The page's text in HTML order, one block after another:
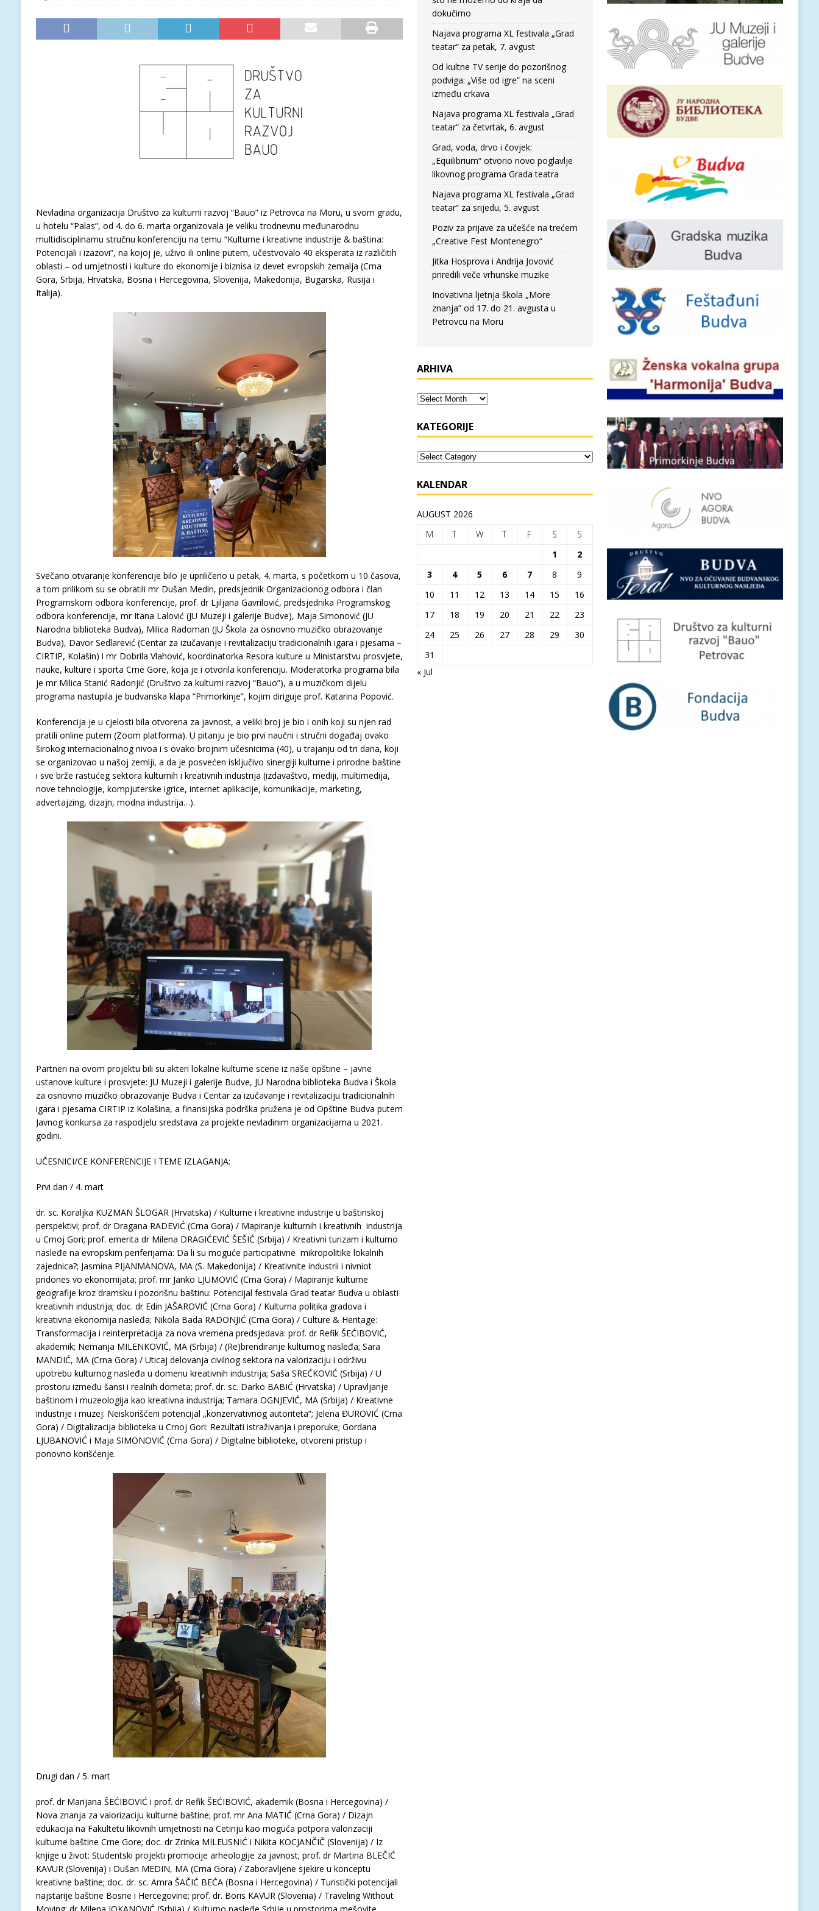
Nevladina organizacija Društvo za kulturni razvoj “Bauo” iz Petrovca na Moru, u svom gradu,
u hotelu “Palas”, od 4. do 6. marta organizovala je veliku trodnevnu međunarodnu
multidisciplinarnu stručnu konferenciju na temu “Kulturne i kreativne industrije & baština:
Potencijali i izazovi”, na kojoj je, uživo ili online putem, učestvovalo 40 eksperata iz različitih
oblasti – od umjetnosti i kulture do ekonomije i biznisa iz devet evropskih zemalja (Crna
Gora, Srbija, Hrvatska, Bosna i Hercegovina, Slovenija, Makedonija, Bugarska, Rusija i
Italija).
Svečano otvaranje konferencije bilo je upriličeno u petak, 4. marta, s početkom u 10 časova,
a tom prilikom su se obratili mr Dušan Medin, predsjednik Organizacionog odbora i član
Programskom odbora konferencije, prof. dr Ljiljana Gavrilović, predsjednika Programskog
odbora konferencije, mr Itana Lalović (JU Muzeji i galerije Budve), Maja Simonović (JU
Narodna biblioteka Budva), Milica Radoman (JU Škola za osnovno muzičko obrazovanje
Budva), Davor Sedlarević (Centar za izučavanje i revitalizaciju tradicionalnih igara i pjesama –
CIRTIP, Kolašin) i mr Dobrila Vlahović, koordinatorka Resora kulture u Ministarstvu prosvjete,
nauke, kulture i sporta Crne Gore, koja je i otvorila konferenciju. Moderatorka programa bila
je mr Milica Stanić Radonjić (Društvo za kulturni razvoj “Bauo”), a u muzičkom dijelu
programa nastupila je budvanska klapa “Primorkinje”, kojim diriguje prof. Katarina Popović.
Konferencija je u cjelosti bila otvorena za javnost, a veliki broj je bio i onih koji su njen rad
pratili online putem (Zoom platforma). U pitanju je bio prvi naučni i stručni događaj ovako
širokog internacionalnog nivoa i s ovako brojnim učesnicima (40), u trajanju od tri dana, koji
se organizovao u našoj zemlji, a da je posvećen isključivo sinergiji kulturne i prirodne baštine
i sve brže rastućeg sektora kulturnih i kreativnih industrija (izdavaštvo, mediji, multimedija,
nove tehnologije, kompjuterske igrice, internet aplikacije, komunikacije, marketing,
advertajzing, dizajn, modna industrija…).
Partneri na ovom projektu bili su akteri lokalne kulturne scene iz naše opštine – javne
ustanove kulture i prosvjete: JU Muzeji i galerije Budve, JU Narodna biblioteka Budva i Škola
za osnovno muzičko obrazovanje Budva i Centar za izučavanje i revitalizaciju tradicionalnih
igara i pjesama CIRTIP iz Kolašina, a finansijska podrška pružena je od Opštine Budva putem
Javnog konkursa za raspodjelu sredstava za projekte nevladinim organizacijama u 2021.
godini.
UČESNICI/CE KONFERENCIJE I TEME IZLAGANJA:
Prvi dan / 4. mart
dr. sc. Koraljka KUZMAN ŠLOGAR (Hrvatska) / Kulturne i kreativne industrije u baštinskoj
perspektivi; prof. dr Dragana RADEVIĆ (Crna Gora) / Mapiranje kulturnih i kreativnih industrija
u Crnoj Gori; prof. emerita dr Milena DRAGIĆEVIĆ ŠEŠIĆ (Srbija) / Kreativni turizam i kulturno
nasleđe na evropskim periferijama: Da li su moguće participativne mikropolitike lokalnih
zajednica?; Jasmina PIJANMANOVA, MA (S. Makedonija) / Kreativnite industrii i nivniot
pridones vo ekonomijata; prof. mr Janko LJUMOVIĆ (Crna Gora) / Mapiranje kulturne
geografije kroz dramsku i pozorišnu baštinu: Potencijal festivala Grad teatar Budva u oblasti
kreativnih industrija; doc. dr Edin JAŠAROVIĆ (Crna Gora) / Kulturna politika gradova i
kreativna ekonomija nasleđa; Nikola Bada RADONJIĆ (Crna Gora) / Culture & Heritage:
Transformacija i reinterpretacija za nova vremena predsjedava: prof. dr Refik ŠEĆIBOVIĆ,
akademik; Nemanja MILENKOVIĆ, MA (Srbija) / (Re)brendiranje kulturnog nasleđa; Sara
MANDIĆ, MA (Crna Gora) / Uticaj delovanja civilnog sektora na valorizaciju i održivu
upotrebu kulturnog nasleđa u domenu kreativnih industrija; Saša SREĆKOVIĆ (Srbija) / U
prostoru između šansi i realnih dometa; prof. dr. sc. Darko BABIĆ (Hrvatska) / Upravljanje
baštinom i muzeologija kao kreativna industrija; Tamara OGNJEVIĆ, MA (Srbija) / Kreativne
industrije i muzej: Neiskorišćeni potencijal „konzervativnog autoriteta“; Jelena ĐUROVIĆ (Crna
Gora) / Digitalizacija biblioteka u Crnoj Gori: Rezultati istraživanja i preporuke; Gordana
LJUBANOVIĆ i Maja SIMONOVIĆ (Crna Gora) / Digitalne biblioteke, otvoreni pristup i
ponovno korišćenje.
Drugi dan / 5. mart
prof. dr Marijana ŠEĆIBOVIĆ i prof. dr Refik ŠEĆIBOVIĆ, akademik (Bosna i Hercegovina) /
Nova znanja za valorizaciju kulturne baštine; prof. mr Ana MATIĆ (Crna Gora) / Dizajn
edukacija na Fakultetu likovnih umjetnosti na Cetinju kao moguća potpora valorizaciji
kulturne baštine Crne Gore; doc. dr Zrinka MILEUSNIĆ i Nikita KOCJANČIČ (Slovenija) / Iz
knjige u život: Studentski projekti promocije arheologije za javnost; prof. dr Martina BLEČIĆ
KAVUR (Slovenija) i Dušan MEDIN, MA (Crna Gora) / Zaboravljene sjekire u konceptu
kreativne baštine; doc. dr. sc. Amra ŠAČIĆ BEĆA (Bosna i Hercegovina) / Turistički potencijali
najstarije baštine Bosne i Hercegovine; prof. dr. Boris KAVUR (Slovenia) / Traveling Without
dokučimo
Najava programa XL festivala „Grad
teatar“ za petak, 7. avgust
Od kultne TV serije do pozorišnog
podviga: „Više od igre” na sceni
između crkava
Najava programa XL festivala „Grad
teatar“ za četvrtak, 6. avgust
Grad, voda, drvo i čovjek:
„Equilibrium“ otvorio novo poglavlje
likovnog programa Grada teatra
Najava programa XL festivala „Grad
teatar“ za srijedu, 5. avgust
Poziv za prijave za učešće na trećem
„Creative Fest Montenegro“
Jitka Hosprova i Andrija Jovović
priredili veče vrhunske muzike
Inovativna ljetnja škola „More
znanja” od 17. do 21. avgusta u
Petrovcu na Moru
ARHIVA
KATEGORIJE
KALENDAR
AUGUST 2026
M
T W T F S
S
1
2
3
4 5 6 7 8
9
10
11 12 13 14 15
16
17
18 19 20 21 22
23
24
25 26 27 28 29
30
31
« Jul